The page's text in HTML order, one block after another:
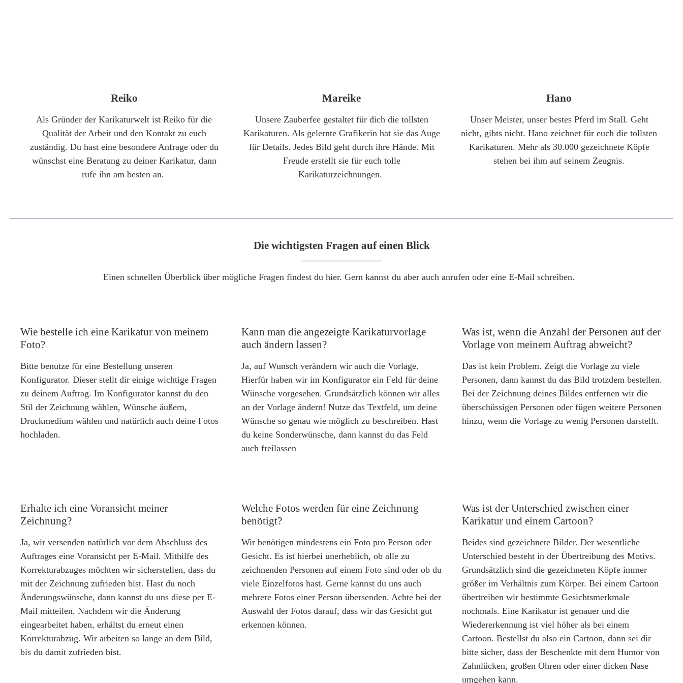
Reiko
Als Gründer der Karikaturwelt ist Reiko für die
Qualität der Arbeit und den Kontakt zu euch
zuständig. Du hast eine besondere Anfrage oder du
wünschst eine Beratung zu deiner Karikatur, dann
rufe ihn am besten an.
Mareike
Unsere Zauberfee gestaltet für dich die tollsten
Karikaturen. Als gelernte Grafikerin hat sie das Auge
für Details. Jedes Bild geht durch ihre Hände. Mit
Freude erstellt sie für euch tolle
Karikaturzeichnungen.
Hano
Unser Meister, unser bestes Pferd im Stall. Geht
nicht, gibts nicht. Hano zeichnet für euch die tollsten
Karikaturen. Mehr als 30.000 gezeichnete Köpfe
stehen bei ihm auf seinem Zeugnis.
Die wichtigsten Fragen auf einen Blick
Einen schnellen Überblick über mögliche Fragen findest du hier. Gern kannst du aber auch anrufen oder eine E-Mail schreiben.
Wie bestelle ich eine Karikatur von meinem
Foto?
Bitte benutze für eine Bestellung unseren
Konfigurator. Dieser stellt dir einige wichtige Fragen
zu deinem Auftrag. Im Konfigurator kannst du den
Stil der Zeichnung wählen, Wünsche äußern,
Druckmedium wählen und natürlich auch deine Fotos
hochladen.
Kann man die angezeigte Karikaturvorlage
auch ändern lassen?
Ja, auf Wunsch verändern wir auch die Vorlage.
Hierfür haben wir im Konfigurator ein Feld für deine
Wünsche vorgesehen. Grundsätzlich können wir alles
an der Vorlage ändern! Nutze das Textfeld, um deine
Wünsche so genau wie möglich zu beschreiben. Hast
du keine Sonderwünsche, dann kannst du das Feld
auch freilassen
Was ist, wenn die Anzahl der Personen auf der
Vorlage von meinem Auftrag abweicht?
Das ist kein Problem. Zeigt die Vorlage zu viele
Personen, dann kannst du das Bild trotzdem bestellen.
Bei der Zeichnung deines Bildes entfernen wir die
überschüssigen Personen oder fügen weitere Personen
hinzu, wenn die Vorlage zu wenig Personen darstellt.
Erhalte ich eine Voransicht meiner
Zeichnung?
Ja, wir versenden natürlich vor dem Abschluss des
Auftrages eine Voransicht per E-Mail. Mithilfe des
Korrekturabzuges möchten wir sicherstellen, dass du
mit der Zeichnung zufrieden bist. Hast du noch
Änderungswünsche, dann kannst du uns diese per E-
Mail mitteilen. Nachdem wir die Änderung
eingearbeitet haben, erhältst du erneut einen
Korrekturabzug. Wir arbeiten so lange an dem Bild,
bis du damit zufrieden bist.
Welche Fotos werden für eine Zeichnung
benötigt?
Wir benötigen mindestens ein Foto pro Person oder
Gesicht. Es ist hierbei unerheblich, ob alle zu
zeichnenden Personen auf einem Foto sind oder ob du
viele Einzelfotos hast. Gerne kannst du uns auch
mehrere Fotos einer Person übersenden. Achte bei der
Auswahl der Fotos darauf, dass wir das Gesicht gut
erkennen können.
Was ist der Unterschied zwischen einer
Karikatur und einem Cartoon?
Beides sind gezeichnete Bilder. Der wesentliche
Unterschied besteht in der Übertreibung des Motivs.
Grundsätzlich sind die gezeichneten Köpfe immer
größer im Verhältnis zum Körper. Bei einem Cartoon
übertreiben wir bestimmte Gesichtsmerkmale
nochmals. Eine Karikatur ist genauer und die
Wiedererkennung ist viel höher als bei einem
Cartoon. Bestellst du also ein Cartoon, dann sei dir
bitte sicher, dass der Beschenkte mit dem Humor von
Zahnlücken, großen Ohren oder einer dicken Nase
umgehen kann.